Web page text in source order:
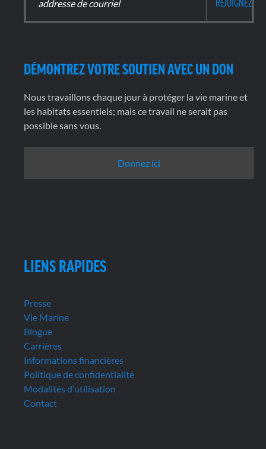
DÉMONTREZ VOTRE SOUTIEN AVEC UN DON
Nous travaillons chaque jour à protéger la vie marine et
les habitats essentiels; mais ce travail ne serait pas
possible sans vous.
Donnez ici
LIENS RAPIDES
Presse
Vie Marine
Blogue
Carrières
Informations financières
Politique de confidentialité
Modalités d’utilisation
Contact